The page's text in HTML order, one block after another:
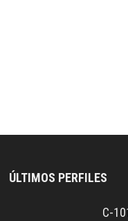
ÚLTIMOS PERFILES
C-